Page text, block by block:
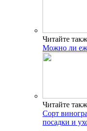
Читайте
Можно ли
Читайте
Сорт
посадки и